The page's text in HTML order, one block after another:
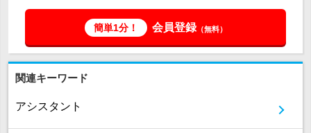
簡単1分！ 会員登録（無料）
関連キーワード
アシスタント